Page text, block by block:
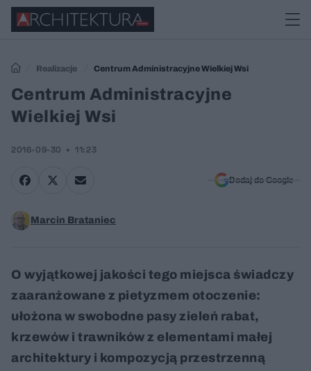
Realizacje Centrum Administracyjne Wielkiej Wsi
Centrum Administracyjne
Wielkiej Wsi
2016-09-30 11:23
Dodaj do Google
Marcin Brataniec
O wyjątkowej jakości tego miejsca świadczy
zaaranżowane z pietyzmem otoczenie:
ułożona w swobodne pasy zieleń rabat,
krzewów i trawników z elementami małej
architektury i kompozycją przestrzenną